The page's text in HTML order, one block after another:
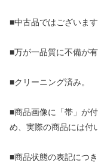
■中古品ではございま
■万が一品質に不備が
■クリーニング済み。
■商品画像に「帯」が
め、実際の商品には付
■商品状態の表記につ